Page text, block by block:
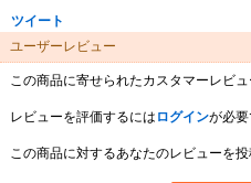
ツイート
ユーザーレビュー
この商品に寄せられたカスタマーレビュ
レビューを評価するには ログインが必要
この商品に対するあなたのレビューを投